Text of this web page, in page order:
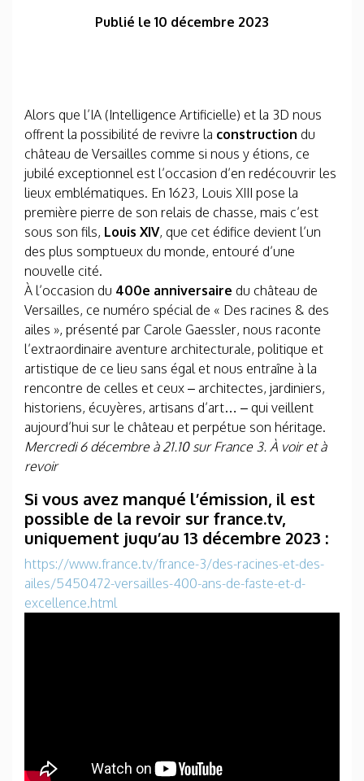
Publié le 10 décembre 2023
Alors que l’IA (Intelligence Artificielle) et la 3D nous
offrent la possibilité de revivre la construction du
château de Versailles comme si nous y étions, ce
jubilé exceptionnel est l’occasion d’en redécouvrir les
lieux emblématiques. En 1623, Louis XIII pose la
première pierre de son relais de chasse, mais c’est
sous son fils, Louis XIV, que cet édifice devient l’un
des plus somptueux du monde, entouré d’une
nouvelle cité.
À l’occasion du 400e anniversaire du château de
Versailles, ce numéro spécial de « Des racines & des
ailes », présenté par Carole Gaessler, nous raconte
l’extraordinaire aventure architecturale, politique et
artistique de ce lieu sans égal et nous entraîne à la
rencontre de celles et ceux – architectes, jardiniers,
historiens, écuyères, artisans d’art… – qui veillent
aujourd’hui sur le château et perpétue son héritage.
Mercredi 6 décembre à 21.10 sur France 3. À voir et à
revoir
Si vous avez manqué l’émission, il est
possible de la revoir sur france.tv,
uniquement juqu’au 13 décembre 2023 :
https://www.france.tv/france-3/des-racines-et-des-
ailes/5450472-versailles-400-ans-de-faste-et-d-
excellence.html